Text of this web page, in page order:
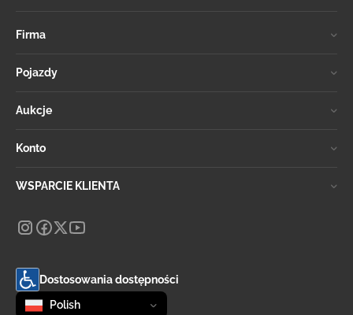
Firma
Pojazdy
Aukcje
Konto
WSPARCIE KLIENTA
Dostosowania dostępności
Zmień język
selected
Polish